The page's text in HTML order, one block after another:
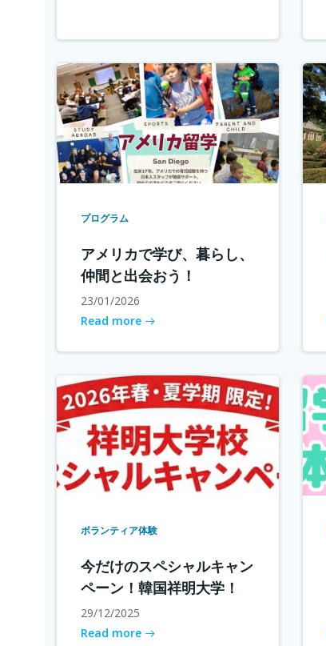
プログラム
アメリカで学び、暮らし、
仲間と出会おう！
23/01/2026
Read more
ボランティア体験
今だけのスペシャルキャン
ペーン！韓国祥明大学！
29/12/2025
Read more